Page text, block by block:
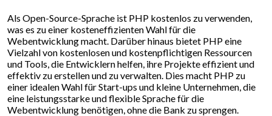
Als Open-Source-Sprache ist PHP kostenlos zu verwenden,
was es zu einer kosteneffizienten Wahl für die
Webentwicklung macht. Darüber hinaus bietet PHP eine
Vielzahl von kostenlosen und kostenpflichtigen Ressourcen
und Tools, die Entwicklern helfen, ihre Projekte effizient und
effektiv zu erstellen und zu verwalten. Dies macht PHP zu
einer idealen Wahl für Start-ups und kleine Unternehmen, die
eine leistungsstarke und flexible Sprache für die
Webentwicklung benötigen, ohne die Bank zu sprengen.